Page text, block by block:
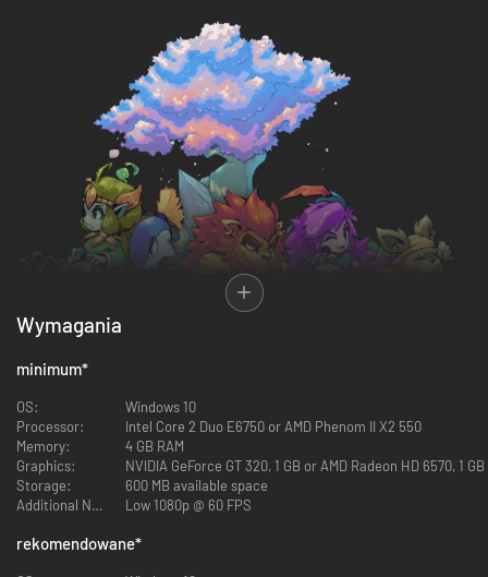
Ahoy there! Welcome toCross Blitz, a unique deckbuilder RPG where
on a thrillingStory Campaign
push your deckbuilding skills and strategic mind to their limit!
Wymagania
minimum*
OS:
Windows 10
Processor:
Intel Core 2 Duo E6750 or AMD Phenom II X2 550
Memory:
4 GB RAM
Graphics:
NVIDIA GeForce GT 320, 1 GB or AMD Radeon HD 6570, 1 GB
Storage:
600 MB available space
Additional Notes:
Low 1080p @ 60 FPS
rekomendowane*